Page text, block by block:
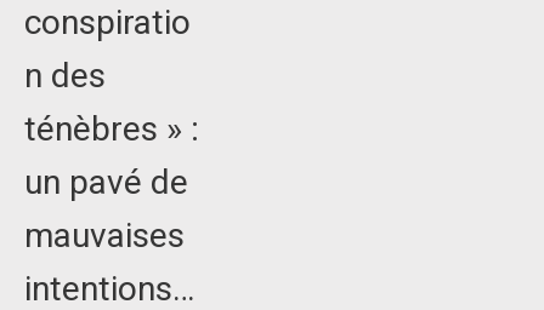
conspiratio
n des
ténèbres » :
un pavé de
mauvaises
intentions…